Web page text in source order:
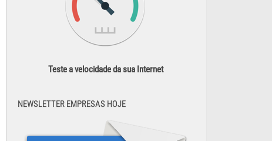
Teste a velocidade da sua Internet
NEWSLETTER EMPRESAS HOJE